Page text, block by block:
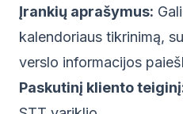
Įrankių aprašymus:
kalendoriaus tikrinimą,
verslo informacijos
Paskutinį kliento